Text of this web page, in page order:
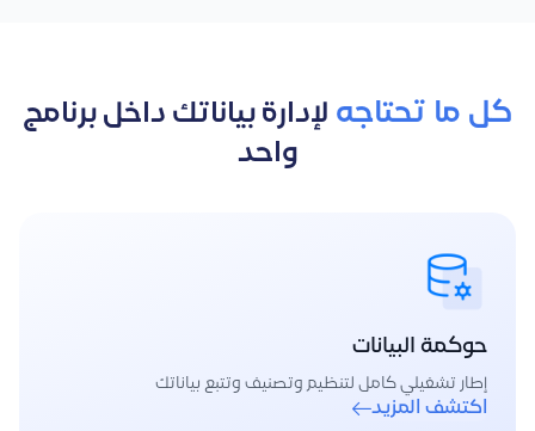
كل ما تحتاجه لإدارة بياناتك داخل برنامج
واحد
حوكمة البيانات
إطار تشغيلي كامل لتنظيم وتصنيف وتتبع بياناتك
اكتشف المزيد